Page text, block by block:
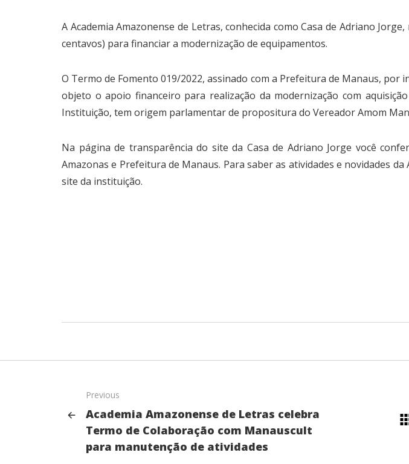
A Academia Amazonense de Letras, conhecida como Casa de Adriano
centavos) para financiar a modernização de equipamentos.
O Termo de Fomento 019/2022, assinado com a Prefeitura de Manaus,
objeto o apoio financeiro para realização da modernização com
Instituição, tem origem parlamentar de propositura do Vereador Amom
Na página de transparência do site da Casa de Adriano Jorge você
Amazonas e Prefeitura de Manaus. Para saber as atividades e novidades
site da instituição.
Previous
Academia Amazonense de Letras celebra
Termo de Colaboração com Manauscult
para manutenção de atividades